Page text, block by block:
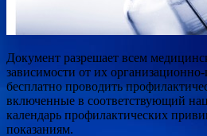
Документ разрешает всем
зависимости от их
бесплатно проводить
включенные в соответствующий
календарь профилактических
показаниям.